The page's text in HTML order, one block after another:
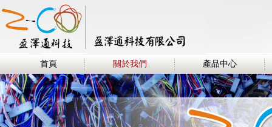
首頁 關於我們 產品中心